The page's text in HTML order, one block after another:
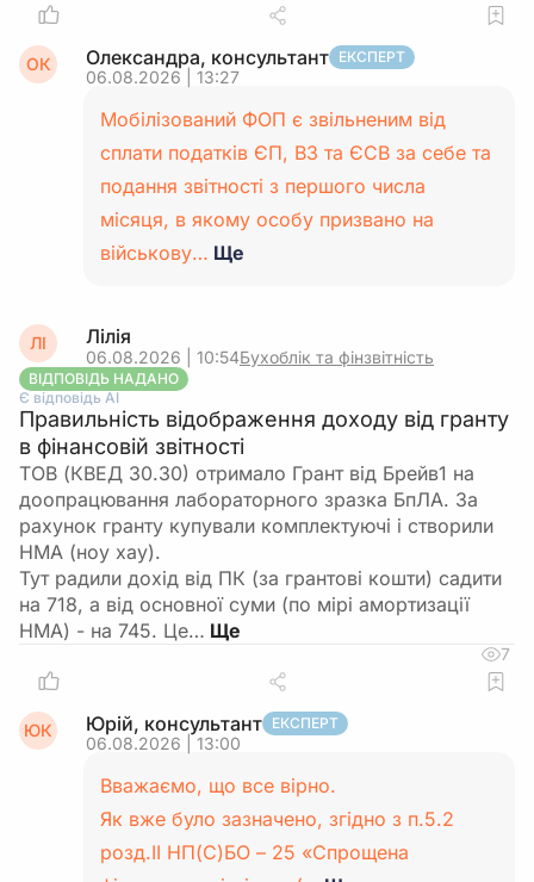
ОК Олександра, консультант ЕКСПЕРТ
06.08.2026 | 13:27
Мобілізований ФОП є звільненим від
сплати податків ЄП, ВЗ та ЄСВ за себе та
подання звітності з першого числа
місяця, в якому особу призвано на
військову… Ще
ЛІ Лілія
06.08.2026 | 10:54Бухоблік та фінзвітність
ВІДПОВІДЬ НАДАНО
Є відповідь АІ
Правильність відображення доходу від гранту
в фінансовій звітності
ТОВ (КВЕД 30.30) отримало Грант від Брейв1 на
доопрацювання лабораторного зразка БпЛА. За
рахунок гранту купували комплектуючі і створили
НМА (ноу хау).
Тут радили дохід від ПК (за грантові кошти) садити
на 718, а від основної суми (по мірі амортизації
НМА) - на 745. Це…
7
ЮК Юрій, консультант ЕКСПЕРТ
06.08.2026 | 13:00
Вважаємо, що все вірно.
Як вже було зазначено, згідно з п.5.2
розд.ІІ НП(С)БО – 25 «Спрощена